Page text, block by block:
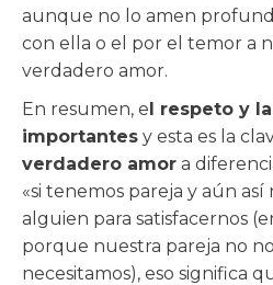
aunque no lo amen
con ella o el por el temor a
verdadero amor.
En resumen, el respeto y
importantes y esta es la
verdadero amor a
«si tenemos pareja y aún así
alguien para satisfacernos
porque nuestra pareja no
necesitamos), eso significa